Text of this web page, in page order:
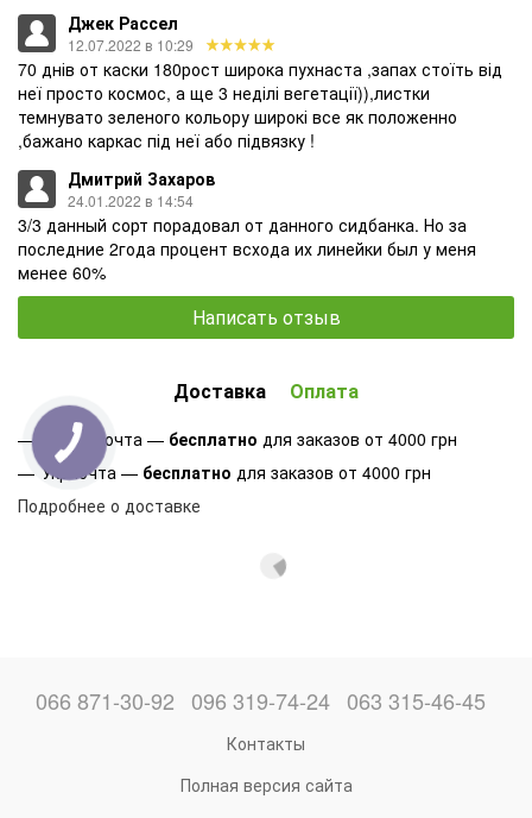
Джек Рассел
12.07.2022 в 10:29
70 днів от каски 180рост широка пухнаста ,запах стоїть від
неї просто космос, а ще 3 неділі вегетації)),листки
темнувато зеленого кольору широкі все як положенно
,бажано каркас під неї або підвязку !
Дмитрий Захаров
24.01.2022 в 14:54
3/3 данный сорт порадовал от данного сидбанка. Но за
последние 2года процент всхода их линейки был у меня
менее 60%
Написать отзыв
Доставка Оплата
Новая почта — бесплатно для заказов от 4000 грн
Укрпочта — бесплатно для заказов от 4000 грн
Подробнее о доставке
066 871-30-92 096 319-74-24 063 315-46-45
Контакты
Полная версия сайта